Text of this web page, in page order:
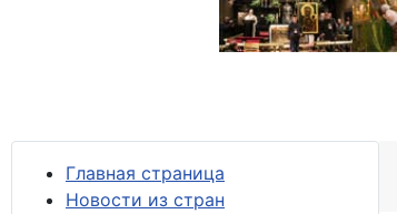
Главная страница
Новости из стран